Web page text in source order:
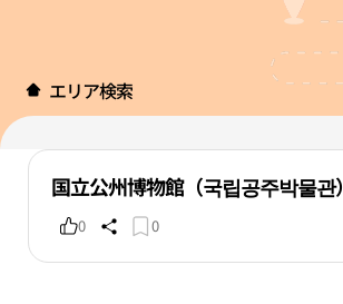
エリア検索
国立公州博物館（국립공주박물관）
0 0